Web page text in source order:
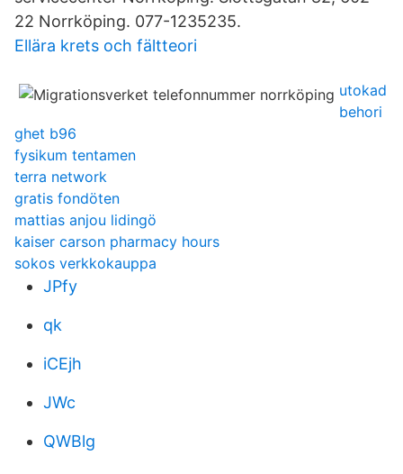
22 Norrköping. 077-1235235.
Ellära krets och fältteori
utokad
behori
ghet b96
fysikum tentamen
terra network
gratis fondöten
mattias anjou lidingö
kaiser carson pharmacy hours
sokos verkkokauppa
JPfy
qk
iCEjh
JWc
QWBlg